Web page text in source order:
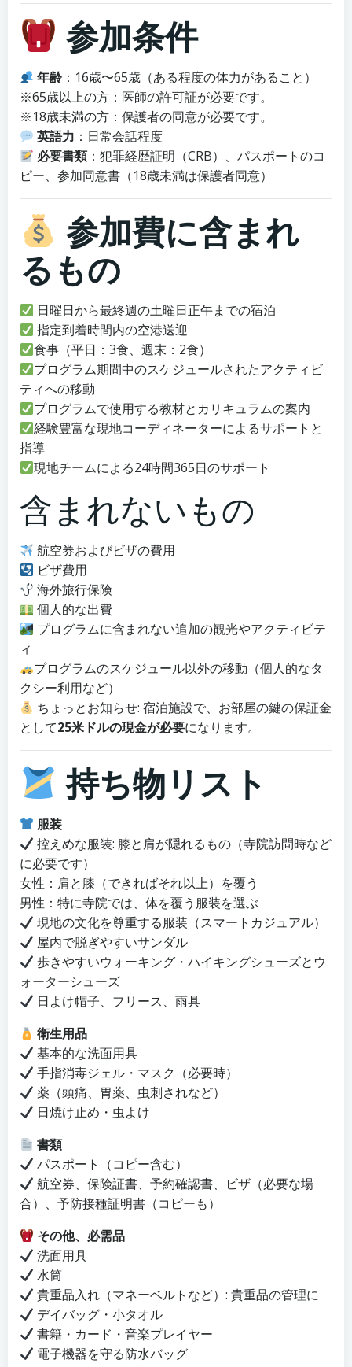
参加条件
年齢 ：16歳〜65歳（ある程度の体力があること）
※65歳以上の方：医師の許可証が必要です。
※18歳未満の方：保護者の同意が必要です。
英語力 ：日常会話程度
必要書類：犯罪経歴証明（CRB）、パスポートのコ
ピー、参加同意書（18歳未満は保護者同意）
参加費に含まれ
るもの
日曜日から最終週の土曜日正午までの宿泊
指定到着時間内の空港送迎
食事（平日：3食、週末：2食）
プログラム期間中のスケジュールされたアクティビ
ティへの移動
プログラムで使用する教材とカリキュラムの案内
経験豊富な現地コーディネーターによるサポートと
指導
現地チームによる24時間365日のサポート
含まれないもの
航空券およびビザの費用
ビザ費用
海外旅行保険
個人的な出費
プログラムに含まれない追加の観光やアクティビテ
ィ
プログラムのスケジュール以外の移動（個人的なタ
クシー利用など）
ちょっとお知らせ: 宿泊施設で、お部屋の鍵の保証金
として25米ドルの現金が必要になります。
持ち物リスト
服装
控えめな服装: 膝と肩が隠れるもの（寺院訪問時など
に必要です）
女性：肩と膝（できればそれ以上）を覆う
男性：特に寺院では、体を覆う服装を選ぶ
現地の文化を尊重する服装（スマートカジュアル）
屋内で脱ぎやすいサンダル
歩きやすいウォーキング・ハイキングシューズとウ
ォーターシューズ
日よけ帽子、フリース、雨具
衛生用品
基本的な洗面用具
手指消毒ジェル・マスク（必要時）
薬（頭痛、胃薬、虫刺されなど）
日焼け止め・虫よけ
書類
パスポート（コピー含む）
航空券、保険証書、予約確認書、ビザ（必要な場
合）、予防接種証明書（コピーも）
その他、必需品
洗面用具
水筒
貴重品入れ（マネーベルトなど）: 貴重品の管理に
デイバッグ・小タオル
書籍・カード・音楽プレイヤー
電子機器を守る防水バッグ